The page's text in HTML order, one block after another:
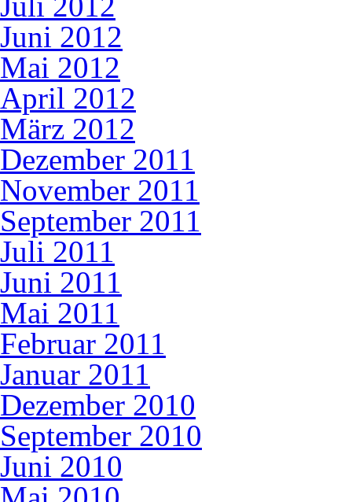
Juni 2012
Mai 2012
April 2012
März 2012
Dezember 2011
November 2011
September 2011
Juli 2011
Juni 2011
Mai 2011
Februar 2011
Januar 2011
Dezember 2010
September 2010
Juni 2010